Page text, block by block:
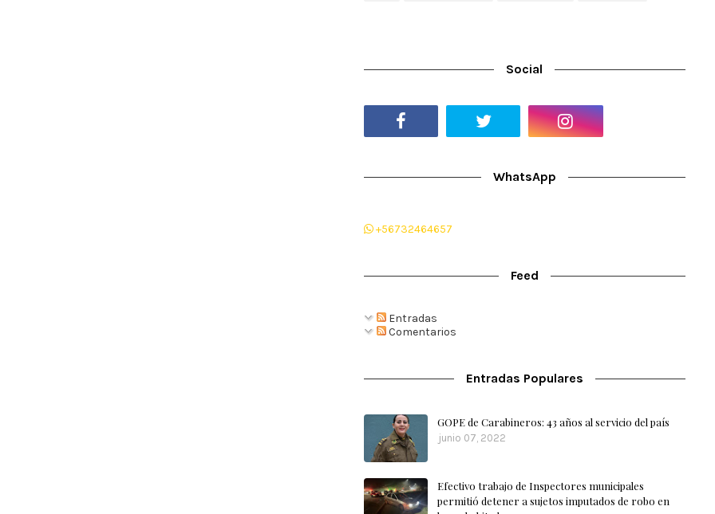
Social
WhatsApp
+56732464657
Feed
Entradas
Comentarios
Entradas Populares
GOPE de Carabineros: 43 años al servicio del país
junio 07, 2022
Efectivo trabajo de Inspectores municipales
permitió detener a sujetos imputados de robo en